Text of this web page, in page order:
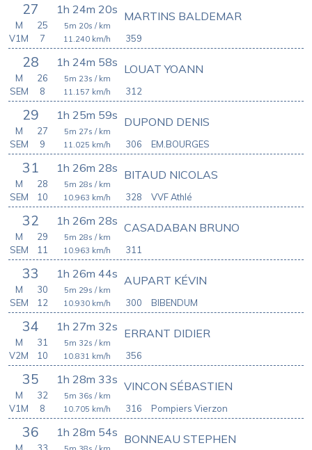
27 1h 24m 20s
359
MARTINS BALDEMAR
5m 20s / km
11.240 km/h
M
25
V1M
7
28 1h 24m 58s
312
LOUAT YOANN
5m 23s / km
11.157 km/h
M
26
SEM
8
29 1h 25m 59s
306
DUPOND DENIS
5m 27s / km
11.025 km/h
M
27
SEM
9 EM.BOURGES
31 1h 26m 28s
328
BITAUD NICOLAS
5m 28s / km
10.963 km/h
M
28
SEM
10 VVF Athlé
32 1h 26m 28s
311
CASADABAN BRUNO
5m 28s / km
10.963 km/h
M
29
SEM
11
33 1h 26m 44s
300
AUPART KÉVIN
5m 29s / km
10.930 km/h
M
30
SEM
12 BIBENDUM
34 1h 27m 32s
356
ERRANT DIDIER
5m 32s / km
10.831 km/h
M
31
V2M
10
35 1h 28m 33s
316
VINCON SÉBASTIEN
5m 36s / km
10.705 km/h
M
32
V1M
8 Pompiers Vierzon
36 1h 28m 54s BONNEAU STEPHEN